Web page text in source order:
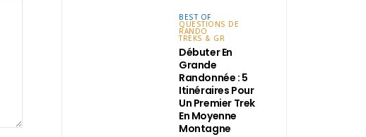
BEST OF
QUESTIONS DE
RANDO
TREKS & GR
Débuter En
Grande
Randonnée : 5
Itinéraires Pour
Un Premier Trek
En Moyenne
Montagne